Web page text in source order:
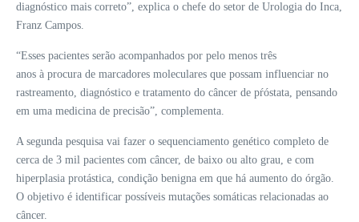
diagnóstico mais correto”, explica o chefe do setor de Urologia do Inca,
Franz Campos.
“Esses pacientes serão acompanhados por pelo menos três
anos à procura de marcadores moleculares que possam influenciar no
rastreamento, diagnóstico e tratamento do câncer de pŕóstata, pensando
em uma medicina de precisão”, complementa.
A segunda pesquisa vai fazer o sequenciamento genético completo de
cerca de 3 mil pacientes com câncer, de baixo ou alto grau, e com
hiperplasia protástica, condição benigna em que há aumento do órgão.
O objetivo é identificar possíveis mutações somáticas relacionadas ao
câncer.